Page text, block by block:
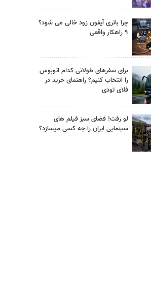
چرا باتری آیفون زود خالی می شود؟
۹ راهکار واقعی
برای سفرهای طولانی کدام اتوبوس
را انتخاب کنیم؟ راهنمای خرید در
فلای تودی
لو رفت! فضای سبز فیلم های
سینمایی ایران را چه کسی میسازد؟